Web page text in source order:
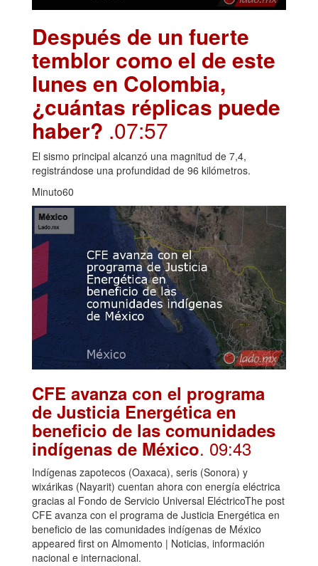
Después de un fuerte
temblor como el de este
lunes en Colombia,
¿cuántas réplicas puede
haber? .07:57
El sismo principal alcanzó una magnitud de 7,4,
registrándose una profundidad de 96 kilómetros.
Minuto60
CFE avanza con el programa
de Justicia Energética en
beneficio de las comunidades
indígenas de México. 09:43
Indígenas zapotecos (Oaxaca), seris (Sonora) y
wixárikas (Nayarit) cuentan ahora con energía eléctrica
gracias al Fondo de Servicio Universal EléctricoThe post
CFE avanza con el programa de Justicia Energética en
beneficio de las comunidades indígenas de México
appeared first on Almomento | Noticias, información
nacional e internacional.